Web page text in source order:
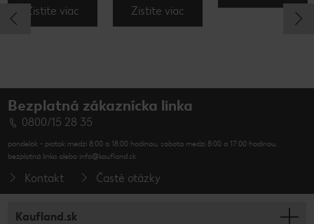
Zistite viac Zistite viac
Bezplatná zákaznícka linka
0800/15 28 35
pondelok - piatok medzi 8:00 a 18:00 hodinou, sobota medzi 8:00 a 17:00 hodinou,
bezplatná linka alebo info@kaufland.sk
Kontakt Časté otázky
Kaufland.sk